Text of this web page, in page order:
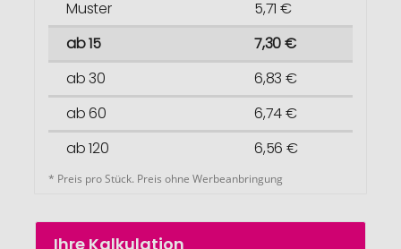
Muster
5,71 €
ab 15
7,30 €
ab 30
6,83 €
ab 60
6,74 €
ab 120
6,56 €
* Preis pro Stück. Preis ohne Werbeanbringung
Ihre Kalkulation